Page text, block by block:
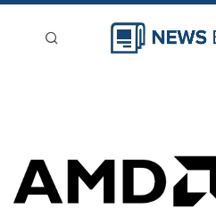
登入
刊登